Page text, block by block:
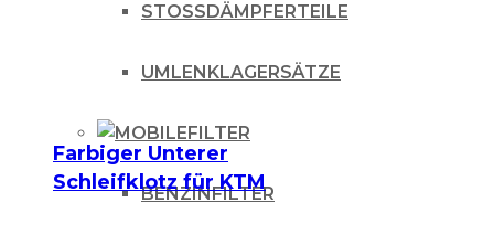
STOSSDÄMPFERTEILE
UMLENKLAGERSÄTZE
FILTER
BENZINFILTER
Farbiger Unterer
Schleifklotz für KTM